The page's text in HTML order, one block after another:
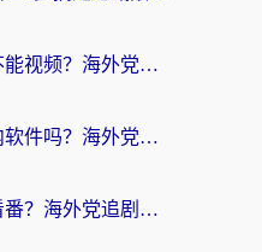
迪拜网络为什么微信不能视频？海外党必看的回国加速全攻略
在国外能正常使用国内软件吗？海外党亲测有效的无缝访问指南
哔哩哔哩在国外怎么看番？海外党追剧看片的终极解决方案